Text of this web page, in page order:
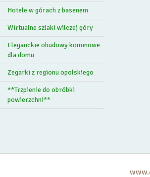
Hotele w górach z basenem
Wirtualne szlaki wilczej góry
Eleganckie obudowy kominowe
dla domu
Zegarki z regionu opolskiego
**Trzpienie do obróbki
powierzchni**